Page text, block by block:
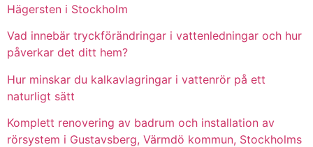
Hägersten i Stockholm
Vad innebär tryckförändringar i vattenledningar och hur
påverkar det ditt hem?
Hur minskar du kalkavlagringar i vattenrör på ett
naturligt sätt
Komplett renovering av badrum och installation av
rörsystem i Gustavsberg, Värmdö kommun, Stockholms